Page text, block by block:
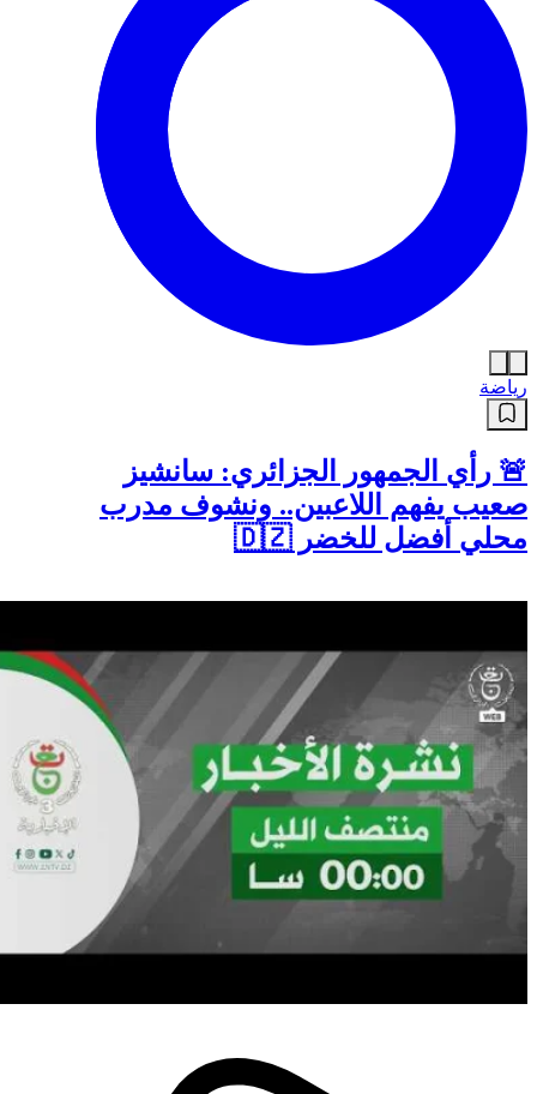
رياضة
🚨 رأي الجمهور الجزائري: سانشيز
صعيب يفهم اللاعبين.. ونشوف مدرب
محلي أفضل للخضر 🇩🇿